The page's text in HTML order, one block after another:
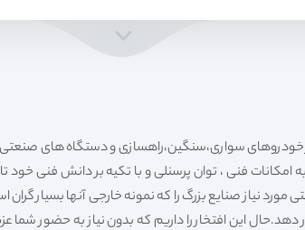
امکانات فنی ، توان پرسنلی و با تکیه بر دانش فنی خود
نیاز صنایع بزرگ را که نمونه خارجی آنها بسیار گران
این افتخار را داریم که بدون نیاز به حضور شما